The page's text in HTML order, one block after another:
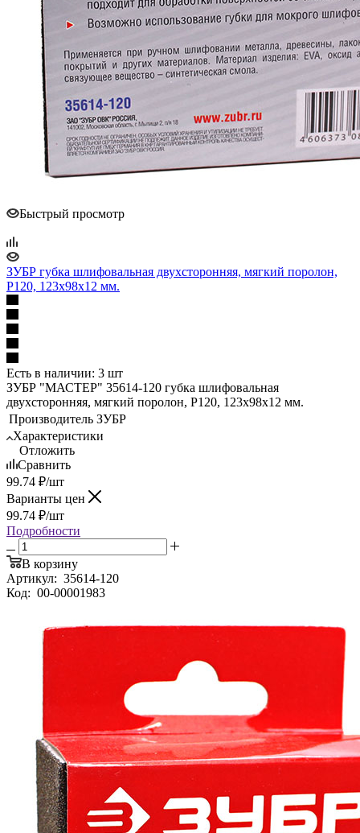
Быстрый просмотр
ЗУБР губка шлифовальная двухсторонняя, мягкий поролон,
Р120, 123х98х12 мм.
Есть в наличии: 3 шт
ЗУБР "МАСТЕР" 35614-120 губка шлифовальная
двухсторонняя, мягкий поролон, Р120, 123х98х12 мм.
Производитель ЗУБР
Характеристики
Отложить
Сравнить
99.74 ₽/шт
Варианты цен
99.74 ₽/шт
Подробности
В корзину
Артикул: 35614-120
Код: 00-00001983